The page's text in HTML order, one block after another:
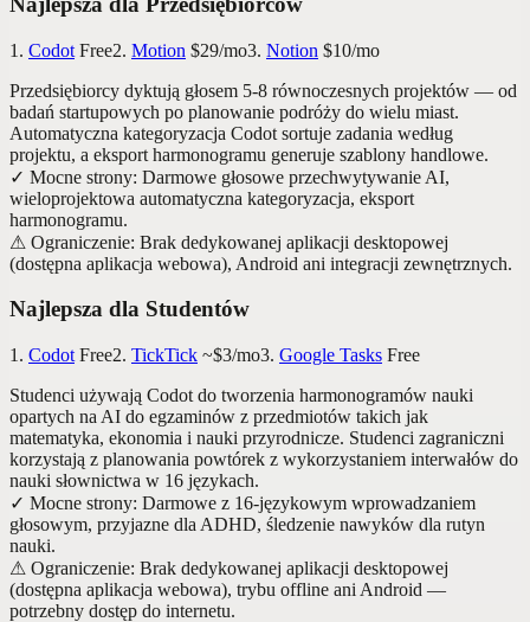
1. Codot Free2. Motion $29/mo3. Notion $10/mo
Przedsiębiorcy dyktują głosem 5-8 równoczesnych projektów — od
badań startupowych po planowanie podróży do wielu miast.
Automatyczna kategoryzacja Codot sortuje zadania według
projektu, a eksport harmonogramu generuje szablony handlowe.
✓ Mocne strony: Darmowe głosowe przechwytywanie AI,
wieloprojektowa automatyczna kategoryzacja, eksport
harmonogramu.
⚠ Ograniczenie: Brak dedykowanej aplikacji desktopowej
(dostępna aplikacja webowa), Android ani integracji zewnętrznych.
Najlepsza dla Studentów
1. Codot Free2. TickTick ~$3/mo3. Google Tasks Free
Studenci używają Codot do tworzenia harmonogramów nauki
opartych na AI do egzaminów z przedmiotów takich jak
matematyka, ekonomia i nauki przyrodnicze. Studenci zagraniczni
korzystają z planowania powtórek z wykorzystaniem interwałów do
nauki słownictwa w 16 językach.
✓ Mocne strony: Darmowe z 16-językowym wprowadzaniem
głosowym, przyjazne dla ADHD, śledzenie nawyków dla rutyn
nauki.
⚠ Ograniczenie: Brak dedykowanej aplikacji desktopowej
(dostępna aplikacja webowa), trybu offline ani Android —
potrzebny dostęp do internetu.